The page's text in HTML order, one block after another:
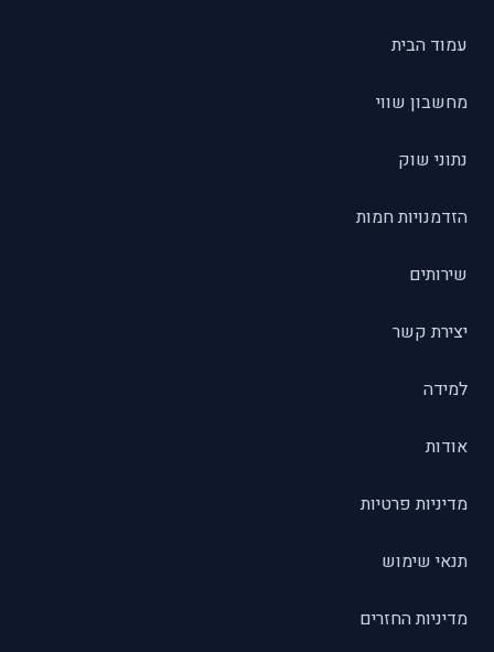
עמוד הבית
מחשבון שווי
נתוני שוק
הזדמנויות חמות
שירותים
יצירת קשר
למידה
אודות
מדיניות פרטיות
תנאי שימוש
מדיניות החזרים